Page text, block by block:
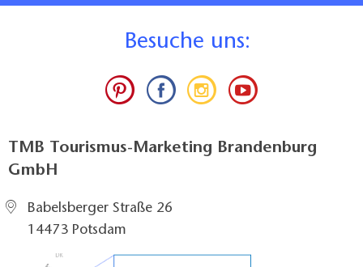
Besuche uns:
TMB Tourismus-Marketing Brandenburg
GmbH
Babelsberger Straße 26
14473 Potsdam